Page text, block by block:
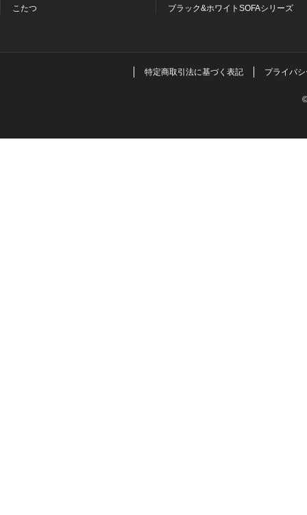
こたつ
ブラック&ホワイトSOFAシリーズ
特定商取引法に基づく表記 プライバ